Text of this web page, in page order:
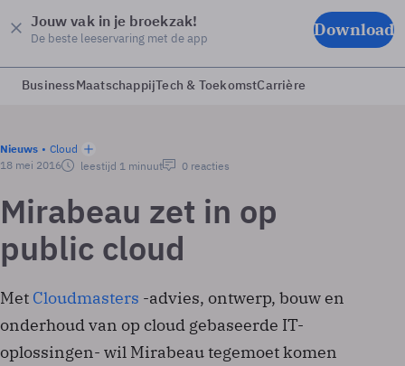
Jouw vak in je broekzak!
De beste leeservaring met de app Download
BusinessMaatschappijTech & ToekomstCarrière
Nieuws
Cloud
18 mei 2016
leestijd 1 minuut 0 reacties
Mirabeau zet in op
public cloud
Met Cloudmasters -advies, ontwerp, bouw en
onderhoud van op cloud gebaseerde IT-
oplossingen- wil Mirabeau tegemoet komen